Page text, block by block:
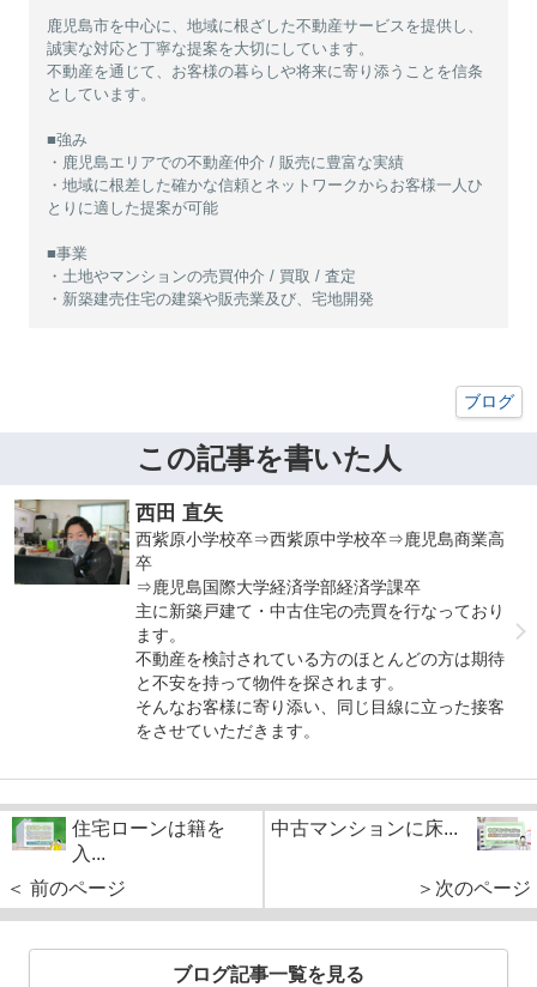
鹿児島市を中心に、地域に根ざした不動産サービスを提供し、
誠実な対応と丁寧な提案を大切にしています。
不動産を通じて、お客様の暮らしや将来に寄り添うことを信条
としています。
■強み
・鹿児島エリアでの不動産仲介 / 販売に豊富な実績
・地域に根差した確かな信頼とネットワークからお客様一人ひ
とりに適した提案が可能
■事業
・土地やマンションの売買仲介 / 買取 / 査定
・新築建売住宅の建築や販売業及び、宅地開発
ブログ
この記事を書いた人
西田 直矢
西紫原小学校卒⇒西紫原中学校卒⇒鹿児島商業高
卒
⇒鹿児島国際大学経済学部経済学課卒
主に新築戸建て・中古住宅の売買を行なっており
ます。
不動産を検討されている方のほとんどの方は期待
と不安を持って物件を探されます。
そんなお客様に寄り添い、同じ目線に立った接客
をさせていただきます。
住宅ローンは籍を
入...
＜ 前のページ
中古マンションに床...
＞次のページ
ブログ記事一覧を見る